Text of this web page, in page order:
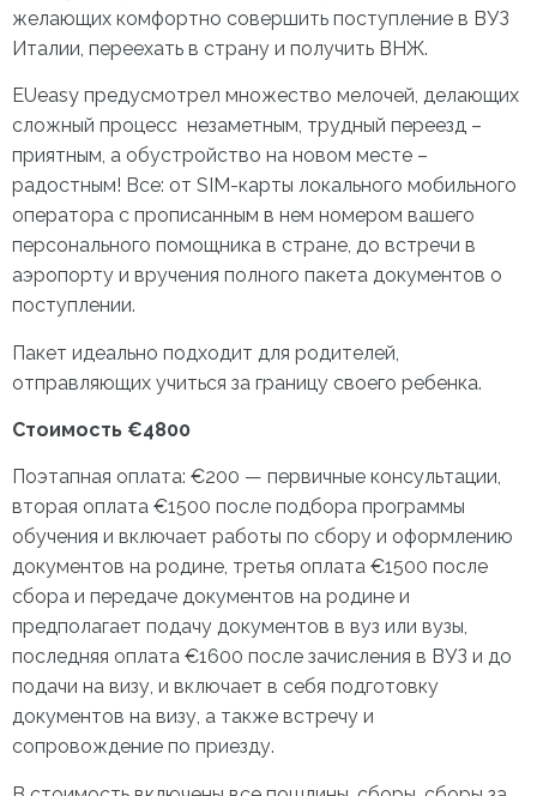
желающих комфортно совершить поступление в ВУЗ
Италии, переехать в страну и получить ВНЖ.
EUeasy предусмотрел множество мелочей, делающих
сложный процесс незаметным, трудный переезд –
приятным, а обустройство на новом месте –
радостным! Все: от SIM-карты локального мобильного
оператора с прописанным в нем номером вашего
персонального помощника в стране, до встречи в
аэропорту и вручения полного пакета документов о
поступлении.
Пакет идеально подходит для родителей,
отправляющих учиться за границу своего ребенка.
Стоимость €4800
Поэтапная оплата: €200 — первичные консультации,
вторая оплата €1500 после подбора программы
обучения и включает работы по сбору и оформлению
документов на родине, третья оплата €1500 после
сбора и передаче документов на родине и
предполагает подачу документов в вуз или вузы,
последняя оплата €1600 после зачисления в ВУЗ и до
подачи на визу, и включает в себя подготовку
документов на визу, а также встречу и
сопровождение по приезду.